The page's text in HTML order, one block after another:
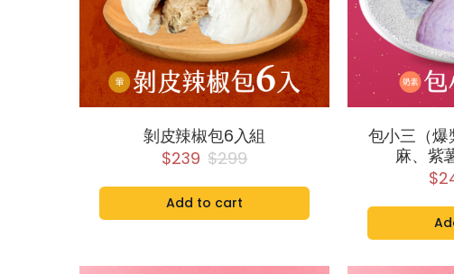
剝皮辣椒包6入組
$239 $299
Add to cart
包小三（
麻、紫